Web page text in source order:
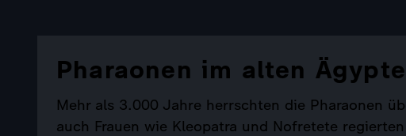
Pharaonen im alten
Mehr als 3.000 Jahre herrschten die Pharaonen
auch Frauen wie Kleopatra und Nofretete